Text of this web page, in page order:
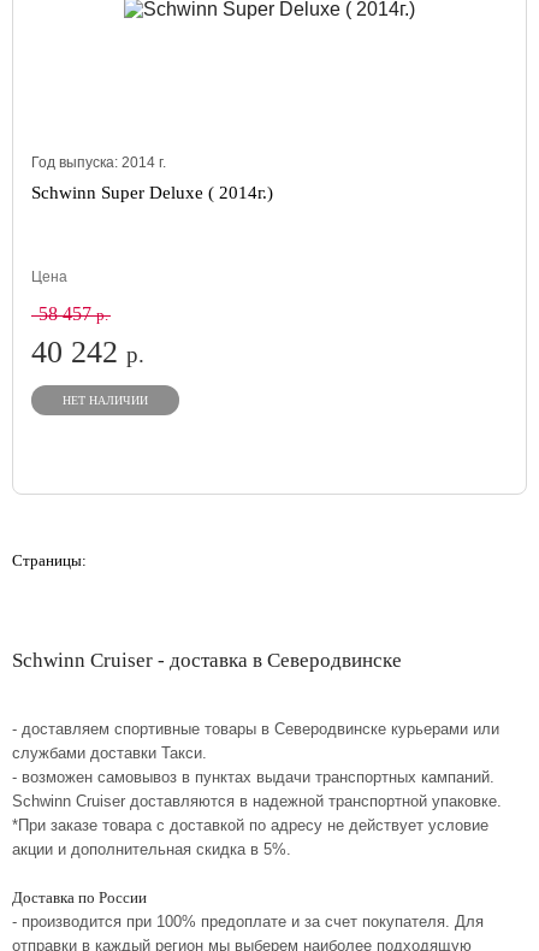
Год выпуска: 2014 г.
Schwinn Super Deluxe ( 2014г.)
Цена
58 457р.
40 242 р.
НЕТ НАЛИЧИИ
Страницы:
Schwinn Cruiser - доставка в Северодвинске
- доставляем спортивные товары в Северодвинске курьерами или
службами доставки Такси.
- возможен самовывоз в пунктах выдачи транспортных кампаний.
Schwinn Cruiser доставляются в надежной транспортной упаковке.
*При заказе товара с доставкой по адресу не действует условие
акции и дополнительная скидка в 5%.
Доставка по России
- производится при 100% предоплате и за счет покупателя. Для
отправки в каждый регион мы выберем наиболее подходящую